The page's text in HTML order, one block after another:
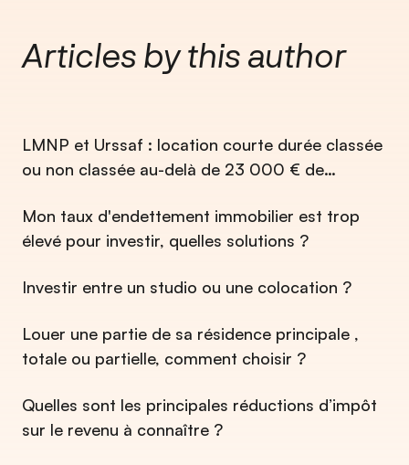
Articles by this author
LMNP et Urssaf : location courte durée classée
ou non classée au-delà de 23 000 € de
Mon taux d'endettement immobilier est trop
élevé pour investir, quelles solutions ?
Investir entre un studio ou une colocation ?
Louer une partie de sa résidence principale ,
totale ou partielle, comment choisir ?
Quelles sont les principales réductions d’impôt
sur le revenu à connaître ?